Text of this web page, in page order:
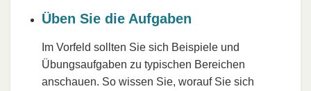
Üben Sie die Aufgaben
Im Vorfeld sollten Sie sich Beispiele und
Übungsaufgaben zu typischen Bereichen
anschauen. So wissen Sie, worauf Sie sich